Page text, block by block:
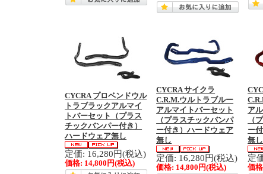
CYCRA プロベンドウル
トラブラックアルマイ
トバーセット（プラス
チックバンパー付き）
ハードウェア無し
定価: 16,280円(税込)
価格: 14,800円(税込)
CYCRA サイクラ
C.R.M.ウルトラブルー
アルマイトバーセット
（プラスチックバンパ
ー付き）ハードウェア
無し
定価: 16,280円(税込)
価格: 14,800円(税込)
ア
（
ー
無し
定
価